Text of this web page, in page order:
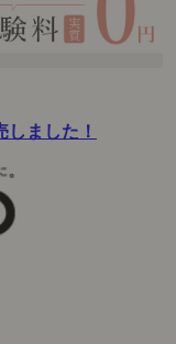
ました！